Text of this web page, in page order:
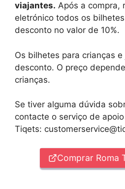
viajantes. Após a compra,
eletrónico todos os
desconto no valor de 10%.
Os bilhetes para crianças
desconto. O preço
crianças.
Se tiver alguma dúvida
contacte o serviço de
Tiqets:
Comprar Roma